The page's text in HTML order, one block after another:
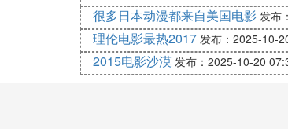
随时随地掏出手机瞄余票，潇洒
【官方出票】
承接12306官方出票通道，正轨
【自动抢票】
很多日本动漫都来自美国电影 发布
理伦电影最热2017 发布：2025-10-
2015电影沙漠 发布：2025-10-20